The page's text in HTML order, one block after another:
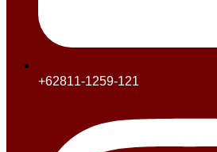
+62811-1259-121